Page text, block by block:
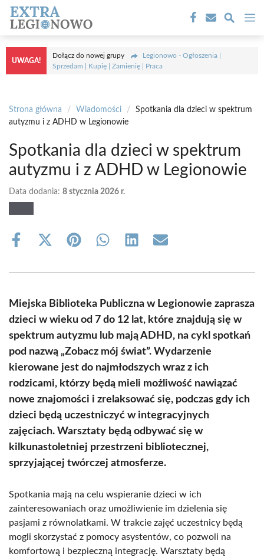
Przejdź
treści
UWAGA!
Dołącz do nowej grupy
Legionowo - Ogłoszenia |
Sprzedam | Kupię | Zamienię | Praca
Strona główna / Wiadomości /
Spotkania dla dzieci w spektrum
autyzmu i z ADHD w Legionowie
Spotkania dla dzieci w spektrum
autyzmu i z ADHD w Legionowie
Data dodania: 8 stycznia 2026 r.
Share
Share
(Twitter)
Share Share Share Share
Miejska Biblioteka Publiczna w Legionowie zaprasza
dzieci w wieku od 7 do 12 lat, które znajdują się w
spektrum autyzmu lub mają ADHD, na cykl spotkań
pod nazwą „Zobacz mój świat”. Wydarzenie
kierowane jest do najmłodszych wraz z ich
rodzicami, którzy będą mieli możliwość nawiązać
nowe znajomości i zrelaksować się, podczas gdy ich
dzieci będą uczestniczyć w integracyjnych
zajęciach. Warsztaty będą odbywać się w
kilkunastoletniej przestrzeni bibliotecznej,
sprzyjającej twórczej atmosferze.
Spotkania mają na celu wspieranie dzieci w ich
zainteresowaniach oraz umożliwienie im dzielenia się
pasjami z równolatkami. W trakcie zajęć uczestnicy będą
mogli skorzystać z pomocy asystentów, co pozwoli na
komfortową i bezpieczną integrację. Warsztaty będą